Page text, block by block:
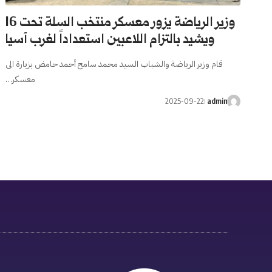
وزير الرياضة يزور معسكر منتخب السلة تحت 16
ويشيد بالتزام اللاعبين استعداداً لغرب آسيا
قام وزير الرياضة والشباب السيد محمد سامح أحمد حامض بزيارة الى
معسكر…
admin
2025-09-22